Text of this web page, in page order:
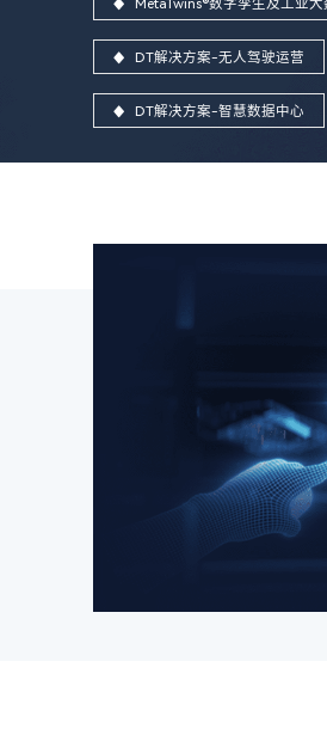
MetaTwins®数字孪生及工业大
DT解决方案-无人驾驶运营
DT解决方案-智慧数据中心